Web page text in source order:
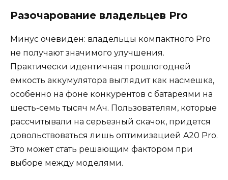
Разочарование владельцев Pro
Минус очевиден: владельцы компактного Pro
не получают значимого улучшения.
Практически идентичная прошлогодней
емкость аккумулятора выглядит как насмешка,
особенно на фоне конкурентов с батареями на
шесть-семь тысяч мАч. Пользователям, которые
рассчитывали на серьезный скачок, придется
довольствоваться лишь оптимизацией A20 Pro.
Это может стать решающим фактором при
выборе между моделями.